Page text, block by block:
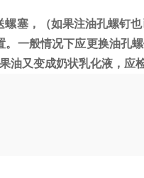
塞，（如果注油孔螺钉
一般情况下应更换油孔
油又变成奶状乳化液，应